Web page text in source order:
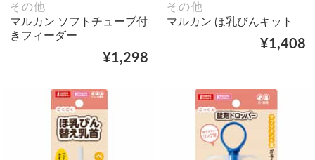
その他
マルカン ソフトチューブ付
きフィーダー
¥1,298
その他
マルカン ほ乳びんキット
¥1,408